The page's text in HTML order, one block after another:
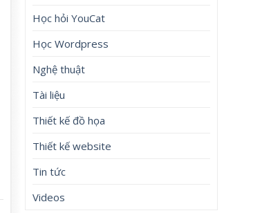
Học hỏi YouCat
Học Wordpress
Nghệ thuật
Tài liệu
Thiết kế đồ họa
Thiết kế website
Tin tức
Videos